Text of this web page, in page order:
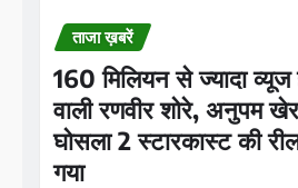
ताजा ख़बरें
160 मिलियन से ज्यादा
वाली रणवीर शोरे, अनुपम
घोसला 2 स्टारकास्ट की
गया